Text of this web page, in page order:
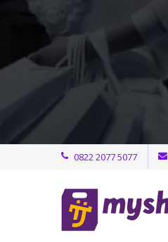
0822 2077 5077